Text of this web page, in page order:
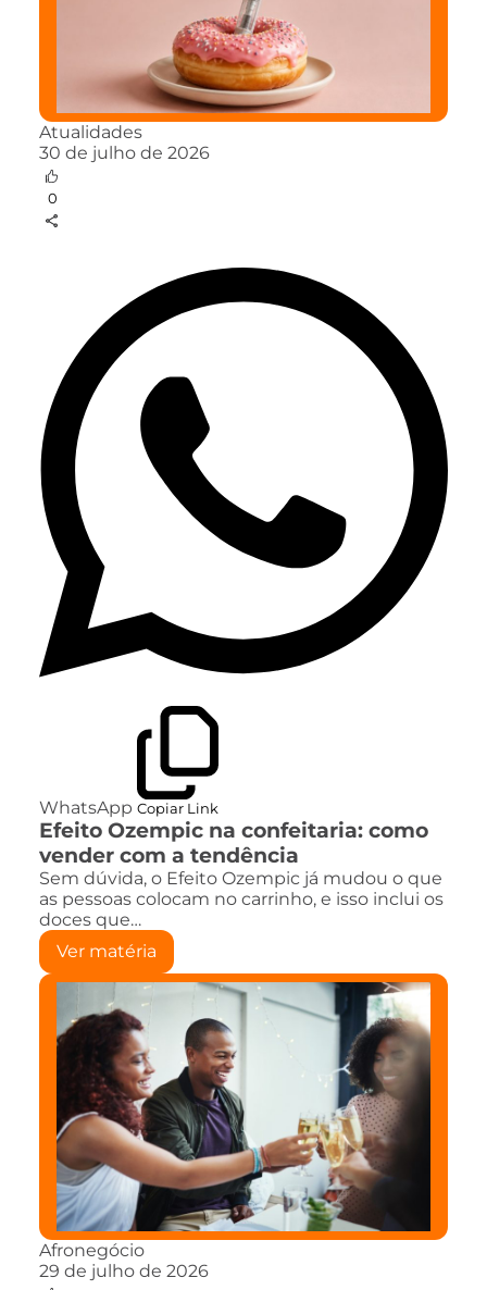
Atualidades
30 de julho de 2026
0
WhatsApp Copiar Link
Efeito Ozempic na confeitaria: como
vender com a tendência
Sem dúvida, o Efeito Ozempic já mudou o que
as pessoas colocam no carrinho, e isso inclui os
doces que…
Ver matéria
Afronegócio
29 de julho de 2026